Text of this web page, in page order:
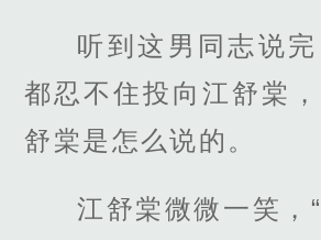
听到这男同志说
都忍不住投向江舒棠
舒棠是怎么说的。
江舒棠微微一笑，